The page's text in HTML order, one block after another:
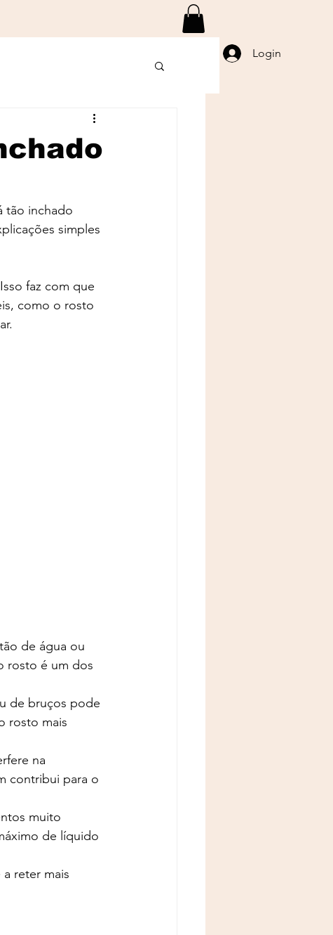
Login
tão inchado
simples
faz com que
como o rosto
de água ou
rosto é um dos
de bruços pode
rosto mais
na
contribui para o
muito
de líquido
reter mais